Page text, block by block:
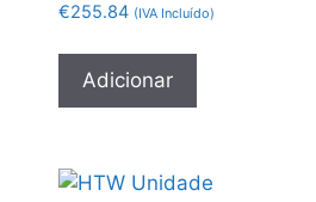
€255.84 (IVA Incluído)
Adicionar